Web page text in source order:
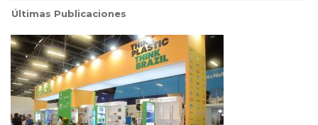
Últimas Publicaciones